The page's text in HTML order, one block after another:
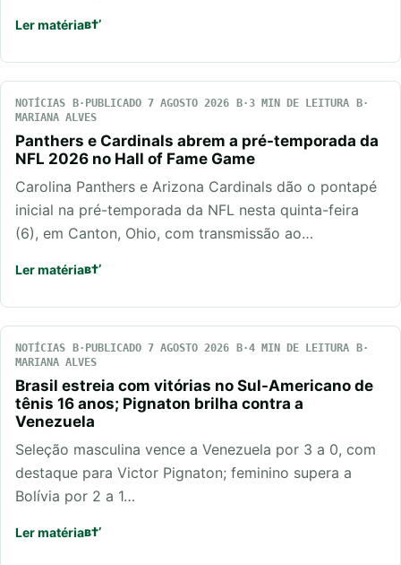
Ler matéria
NOTÍCIAS PUBLICADO 7 AGOSTO 2026
3 MIN DE LEITURA
MARIANA ALVES
Panthers e Cardinals abrem a pré-temporada da
NFL 2026 no Hall of Fame Game
Carolina Panthers e Arizona Cardinals dão o pontapé
inicial na pré-temporada da NFL nesta quinta-feira
(6), em Canton, Ohio, com transmissão ao…
Ler matéria
NOTÍCIAS PUBLICADO 7 AGOSTO 2026
4 MIN DE LEITURA
MARIANA ALVES
Brasil estreia com vitórias no Sul-Americano de
tênis 16 anos; Pignaton brilha contra a
Venezuela
Seleção masculina vence a Venezuela por 3 a 0, com
destaque para Victor Pignaton; feminino supera a
Bolívia por 2 a 1…
Ler matéria